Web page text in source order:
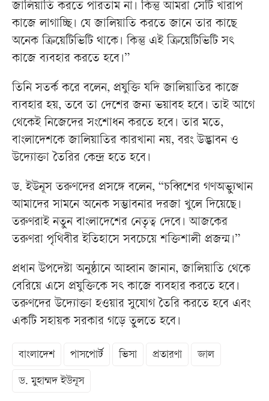
জালিয়াতি করতে পারতাম না। কিন্তু আমরা সেটি খারাপ
কাজে লাগাচ্ছি। যে জালিয়াতি করতে জানে তার কাছে
অনেক ক্রিয়েটিভিটি থাকে। কিন্তু এই ক্রিয়েটিভিটি সৎ
কাজে ব্যবহার করতে হবে।”
তিনি সতর্ক করে বলেন, প্রযুক্তি যদি জালিয়াতির কাজে
ব্যবহার হয়, তবে তা দেশের জন্য ভয়াবহ হবে। তাই আগে
থেকেই নিজেদের সংশোধন করতে হবে। তার মতে,
বাংলাদেশকে জালিয়াতির কারখানা নয়, বরং উদ্ভাবন ও
উদ্যোক্তা তৈরির কেন্দ্র হতে হবে।
ড. ইউনূস তরুণদের প্রসঙ্গে বলেন, “চব্বিশের গণঅভ্যুত্থান
আমাদের সামনে অনেক সম্ভাবনার দরজা খুলে দিয়েছে।
তরুণরাই নতুন বাংলাদেশের নেতৃত্ব দেবে। আজকের
তরুণরা পৃথিবীর ইতিহাসে সবচেয়ে শক্তিশালী প্রজন্ম।”
প্রধান উপদেষ্টা অনুষ্ঠানে আহ্বান জানান, জালিয়াতি থেকে
বেরিয়ে এসে প্রযুক্তিকে সৎ কাজে ব্যবহার করতে হবে।
তরুণদের উদ্যোক্তা হওয়ার সুযোগ তৈরি করতে হবে এবং
একটি সহায়ক সরকার গড়ে তুলতে হবে।
বাংলাদেশ পাসপোর্ট ভিসা প্রতারণা জাল
ড. মুহাম্মদ ইউনূস